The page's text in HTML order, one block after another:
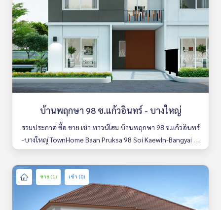
บ้านพฤกษา 98 ซ.แก้วอินทร์ - บางใหญ่
รวมประกาศ ซื้อ ขาย เช่า ทาวน์โฮม บ้านพฤกษา 98 ซ.แก้วอินทร์
-บางใหญ่ TownHome Baan Pruksa 98 Soi KaewIn-Bangyai มีใ
ห้เลือกหลายห้อง รายละเอียดครบ ค้นหาง่าย อัพเดททุกวัน
ขาย (1) เช่า (0)